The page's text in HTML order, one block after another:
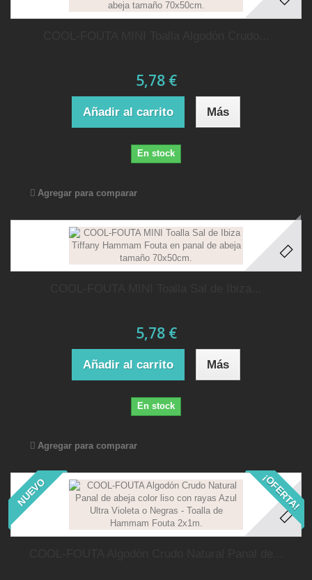
5,78 €
Añadir al carrito Más
En stock
Agregar para comparar
5,78 €
Añadir al carrito Más
En stock
Agregar para comparar
NUEVO ¡OFERTA!